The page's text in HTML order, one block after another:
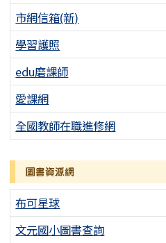
市網信箱(新)
學習護照
edu磨課師
愛課網
全國教師在職進修網
圖書資源網
布可星球
文元國小圖書查詢